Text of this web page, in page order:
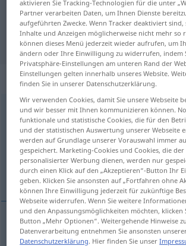
"Tunke"
"Tunke" Spanisch
„Tunke“: Femininum
Tunke [ˈtʊŋkə] f <Tunke;Tunken>
Übersicht aller Übersetzungen
(Für mehr Details die Übersetzung anklicken/
salsa
salsaf Tunke
aktivieren Sie Tracking-Technologien für die unter
Partner verarbeiten Daten, um Ihnen Dienste
aufgeführten Zwecke. Wenn Tracker deaktiviert sind,
Inhalte und Anzeigen möglicherweise nicht mehr so
können dieses Menü jederzeit wieder aufrufen, um
ändern oder Ihre Einwilligung zu widerrufen, indem
Privatsphäre-Einstellungen am unteren Rand der
Einstellungen gelten innerhalb unseres Website.
finden Sie in unserer Datenschutzerklärung.
Wir verwenden Cookies, damit Sie unsere Webseite
und wir besser mit Ihnen kommunizieren können.
funktionale und statistische Cookies, die für den
und der statistischen Auswertung unserer Webseite
werden auf Grundlage unserer Vorauswahl immer
gespeichert. Marketing-Cookies und Cookies, die
personalisierter Werbung dienen, werden nur
durch einen Klick auf den „Akzeptieren“-Button Ihr
geben. Klicken Sie ansonsten auf „Fortfahren ohne
können Ihre Einwilligung jederzeit für zukünftige
Webseite widerrufen. Wenn Sie weitere
und den Anpassungsmöglichkeiten möchten, klicken
Button „Mehr Optionen“. Weitergehende Hinweise
Datenverarbeitung entnehmen Sie ansonsten
Datenschutzerklärung. Hier finden Sie unser